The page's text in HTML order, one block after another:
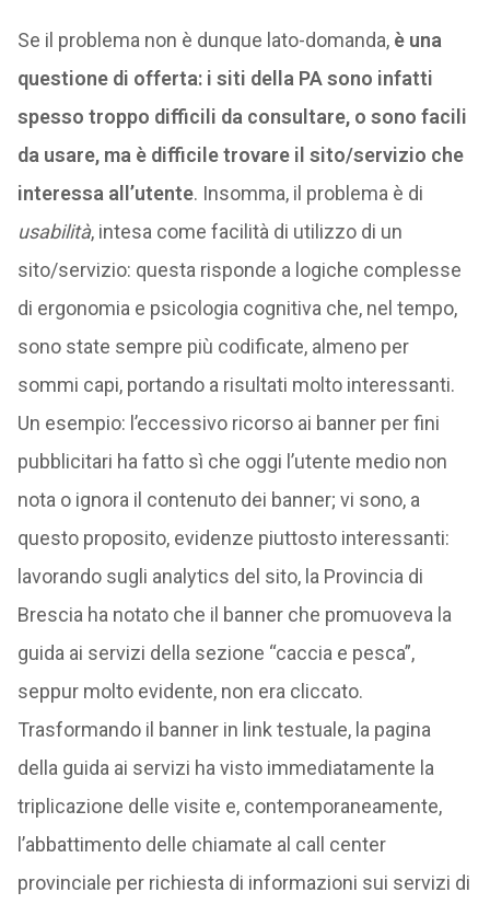
Se il problema non è dunque lato-domanda, è una
questione di offerta: i siti della PA sono infatti
spesso troppo difficili da consultare, o sono facili
da usare, ma è difficile trovare il sito/servizio che
interessa all’utente. Insomma, il problema è di
usabilità, intesa come facilità di utilizzo di un
sito/servizio: questa risponde a logiche complesse
di ergonomia e psicologia cognitiva che, nel tempo,
sono state sempre più codificate, almeno per
sommi capi, portando a risultati molto interessanti.
Un esempio: l’eccessivo ricorso ai banner per fini
pubblicitari ha fatto sì che oggi l’utente medio non
nota o ignora il contenuto dei banner; vi sono, a
questo proposito, evidenze piuttosto interessanti:
lavorando sugli analytics del sito, la Provincia di
Brescia ha notato che il banner che promuoveva la
guida ai servizi della sezione “caccia e pesca”,
seppur molto evidente, non era cliccato.
Trasformando il banner in link testuale, la pagina
della guida ai servizi ha visto immediatamente la
triplicazione delle visite e, contemporaneamente,
l’abbattimento delle chiamate al call center
provinciale per richiesta di informazioni sui servizi di